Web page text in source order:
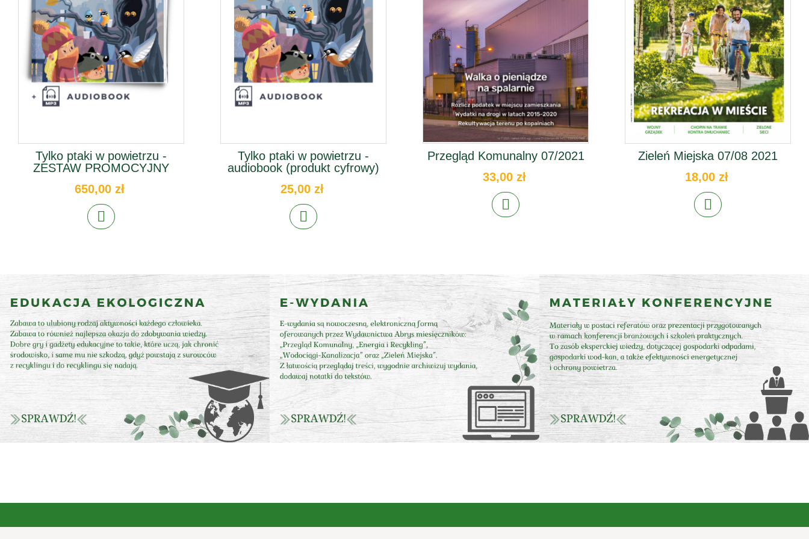
Tylko ptaki w powietrzu -
ZESTAW PROMOCYJNY
650,00 zł
Tylko ptaki w powietrzu -
audiobook (produkt cyfrowy)
25,00 zł
Przegląd Komunalny 07/2021
33,00 zł
Zieleń Miejska 07/08 2021
18,00 zł